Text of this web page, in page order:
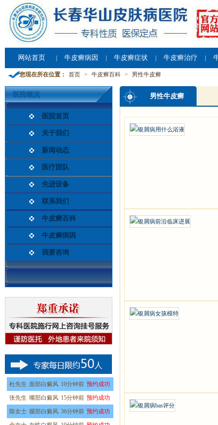
网站首页 牛皮癣病因 牛皮癣症状 牛皮癣治疗
您现在所在位置： 首页 > 牛皮癣百科 > 男性牛皮癣
医院概况
医院首页
关于我们
新闻动态
医疗团队
先进设备
联系我们
牛皮癣百科
牛皮癣病因
我要咨询
杜先生 面部白癜风 10分钟前 预约成功
张先生 嘴部白癜风 15分钟前 预约成功
陈女士 腿部白癜风 36分钟前 预约成功
男性牛皮癣